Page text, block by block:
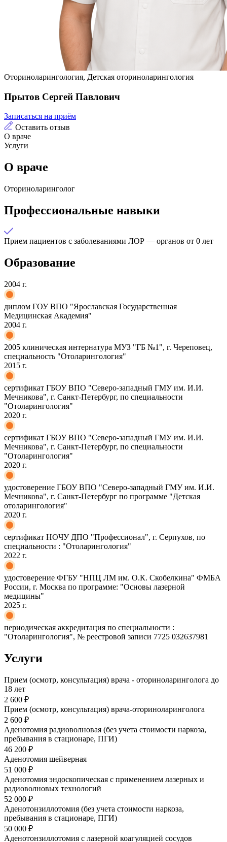
Оториноларингология, Детская оториноларингология
Прытов Сергей Павлович
Записаться на приём
Оставить отзыв
О враче
Услуги
О враче
Оториноларинголог
Профессиональные навыки
Прием пациентов с заболеваниями ЛОР — органов от 0 лет
Образование
2004 г.
диплом ГОУ ВПО "Ярославская Государственная
Медицинская Академия"
2004 г.
2005 клиническая интернатура МУЗ "ГБ №1", г. Череповец,
специальность "Отоларингология"
2015 г.
сертификат ГБОУ ВПО "Северо-западный ГМУ им. И.И.
Мечникова", г. Санкт-Петербург, по специальности
"Отоларингология"
2020 г.
сертификат ГБОУ ВПО "Северо-западный ГМУ им. И.И.
Мечникова", г. Санкт-Петербург, по специальности
"Отоларингология"
2020 г.
удостоверение ГБОУ ВПО "Северо-западный ГМУ им. И.И.
Мечникова", г. Санкт-Петербург по программе "Детская
отоларингология"
2020 г.
сертификат НОЧУ ДПО "Профессионал", г. Серпухов, по
специальности : "Отоларингология"
2022 г.
удостоверение ФГБУ "НПЦ ЛМ им. О.К. Скобелкина" ФМБА
России, г. Москва по программе: "Основы лазерной
медицины"
2025 г.
периодическая аккредитация по специальности :
"Отоларингология", № реестровой записи 7725 032637981
Услуги
Прием (осмотр, консультация) врача - оториноларинголога до
18 лет
2 600 ₽
Прием (осмотр, консультация) врача-оториноларинголога
2 600 ₽
Аденотомия радиоволновая (без учета стоимости наркоза,
пребывания в стационаре, ПГИ)
46 200 ₽
Аденотомия шейверная
51 000 ₽
Аденотомия эндоскопическая с применением лазерных и
радиоволновых технологий
52 000 ₽
Аденотонзиллотомия (без учета стоимости наркоза,
пребывания в стационаре, ПГИ)
50 000 ₽
Аденотонзиллотомия с лазерной коагуляцией сосудов